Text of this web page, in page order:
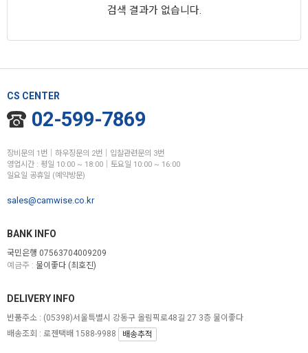
검색 결과가 없습니다.
CS CENTER
02-599-7869
장비문의 1번│하우징문의 2번│입찰관련문의 3번
영업시간 : 평일 10:00 ~ 18:00│토요일 10:00 ~ 16:00
일요일 공휴일 (예약방문)
sales@camwise.co.kr
BANK INFO
국민은행 07563704009209
예금주 : 물이좋다 (최호진)
DELIVERY INFO
반품주소 : (05398)서울특별시 강동구 올림픽로48길 27 3층 물이좋다
배송조회 : 로젠택배 1588-9988
배송추적